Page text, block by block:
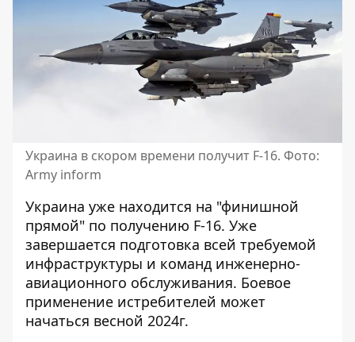
Украина в скором времени получит F-16. Фото:
Army inform
Украина уже находится на "финишной
прямой" по получению F-16. Уже
завершается подготовка всей требуемой
инфраструктуры и команд инженерно-
авиационного обслуживания. Боевое
применение истребителей может
начаться весной 2024г.